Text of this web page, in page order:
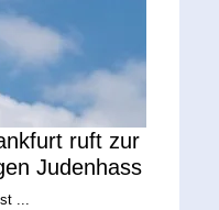
ruft zur
Judenhass
...